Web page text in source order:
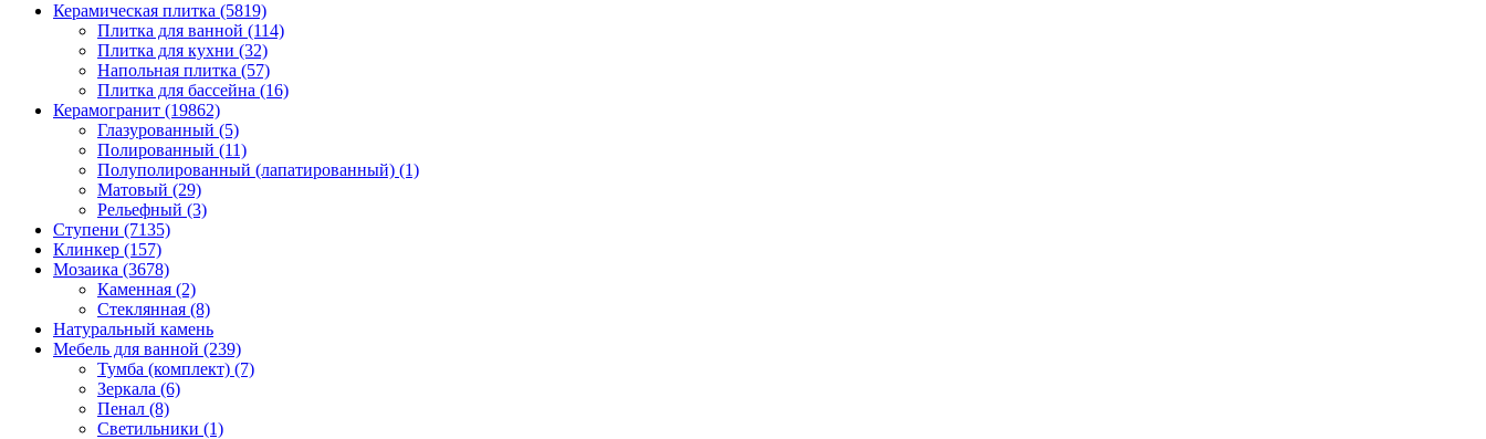
Керамическая плитка (5819)
Плитка для ванной (114)
Плитка для кухни (32)
Напольная плитка (57)
Плитка для бассейна (16)
Керамогранит (19862)
Глазурованный (5)
Полированный (11)
Полуполированный (лапатированный) (1)
Матовый (29)
Рельефный (3)
Ступени (7135)
Клинкер (157)
Мозаика (3678)
Каменная (2)
Стеклянная (8)
Натуральный камень
Мебель для ванной (239)
Тумба (комплект) (7)
Зеркала (6)
Пенал (8)
Светильники (1)